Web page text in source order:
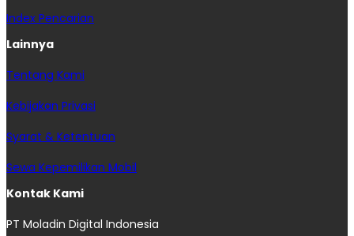
Index Pencarian
Lainnya
Tentang Kami
Kebijakan Privasi
Syarat & Ketentuan
Sewa Kepemilikan Mobil
Kontak Kami
PT Moladin Digital Indonesia